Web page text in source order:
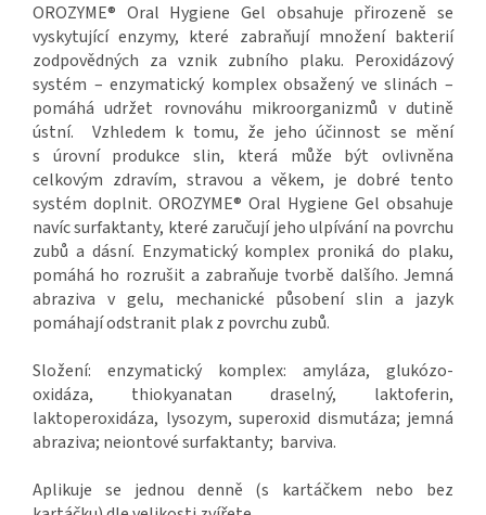
OROZYME® Oral Hygiene Gel obsahuje přirozeně se
vyskytující enzymy, které zabraňují množení bakterií
zodpovědných za vznik zubního plaku. Peroxidázový
systém – enzymatický komplex obsažený ve slinách –
pomáhá udržet rovnováhu mikroorganizmů v dutině
ústní. Vzhledem k tomu, že jeho účinnost se mění
s úrovní produkce slin, která může být ovlivněna
celkovým zdravím, stravou a věkem, je dobré tento
systém doplnit. OROZYME® Oral Hygiene Gel obsahuje
navíc surfaktanty, které zaručují jeho ulpívání na povrchu
zubů a dásní. Enzymatický komplex proniká do plaku,
pomáhá ho rozrušit a zabraňuje tvorbě dalšího. Jemná
abraziva v gelu, mechanické působení slin a jazyk
pomáhají odstranit plak z povrchu zubů.
Složení: enzymatický komplex: amyláza, glukózo-
oxidáza, thiokyanatan draselný, laktoferin,
laktoperoxidáza, lysozym, superoxid dismutáza; jemná
abraziva; neiontové surfaktanty; barviva.
Aplikuje se jednou denně (s kartáčkem nebo bez